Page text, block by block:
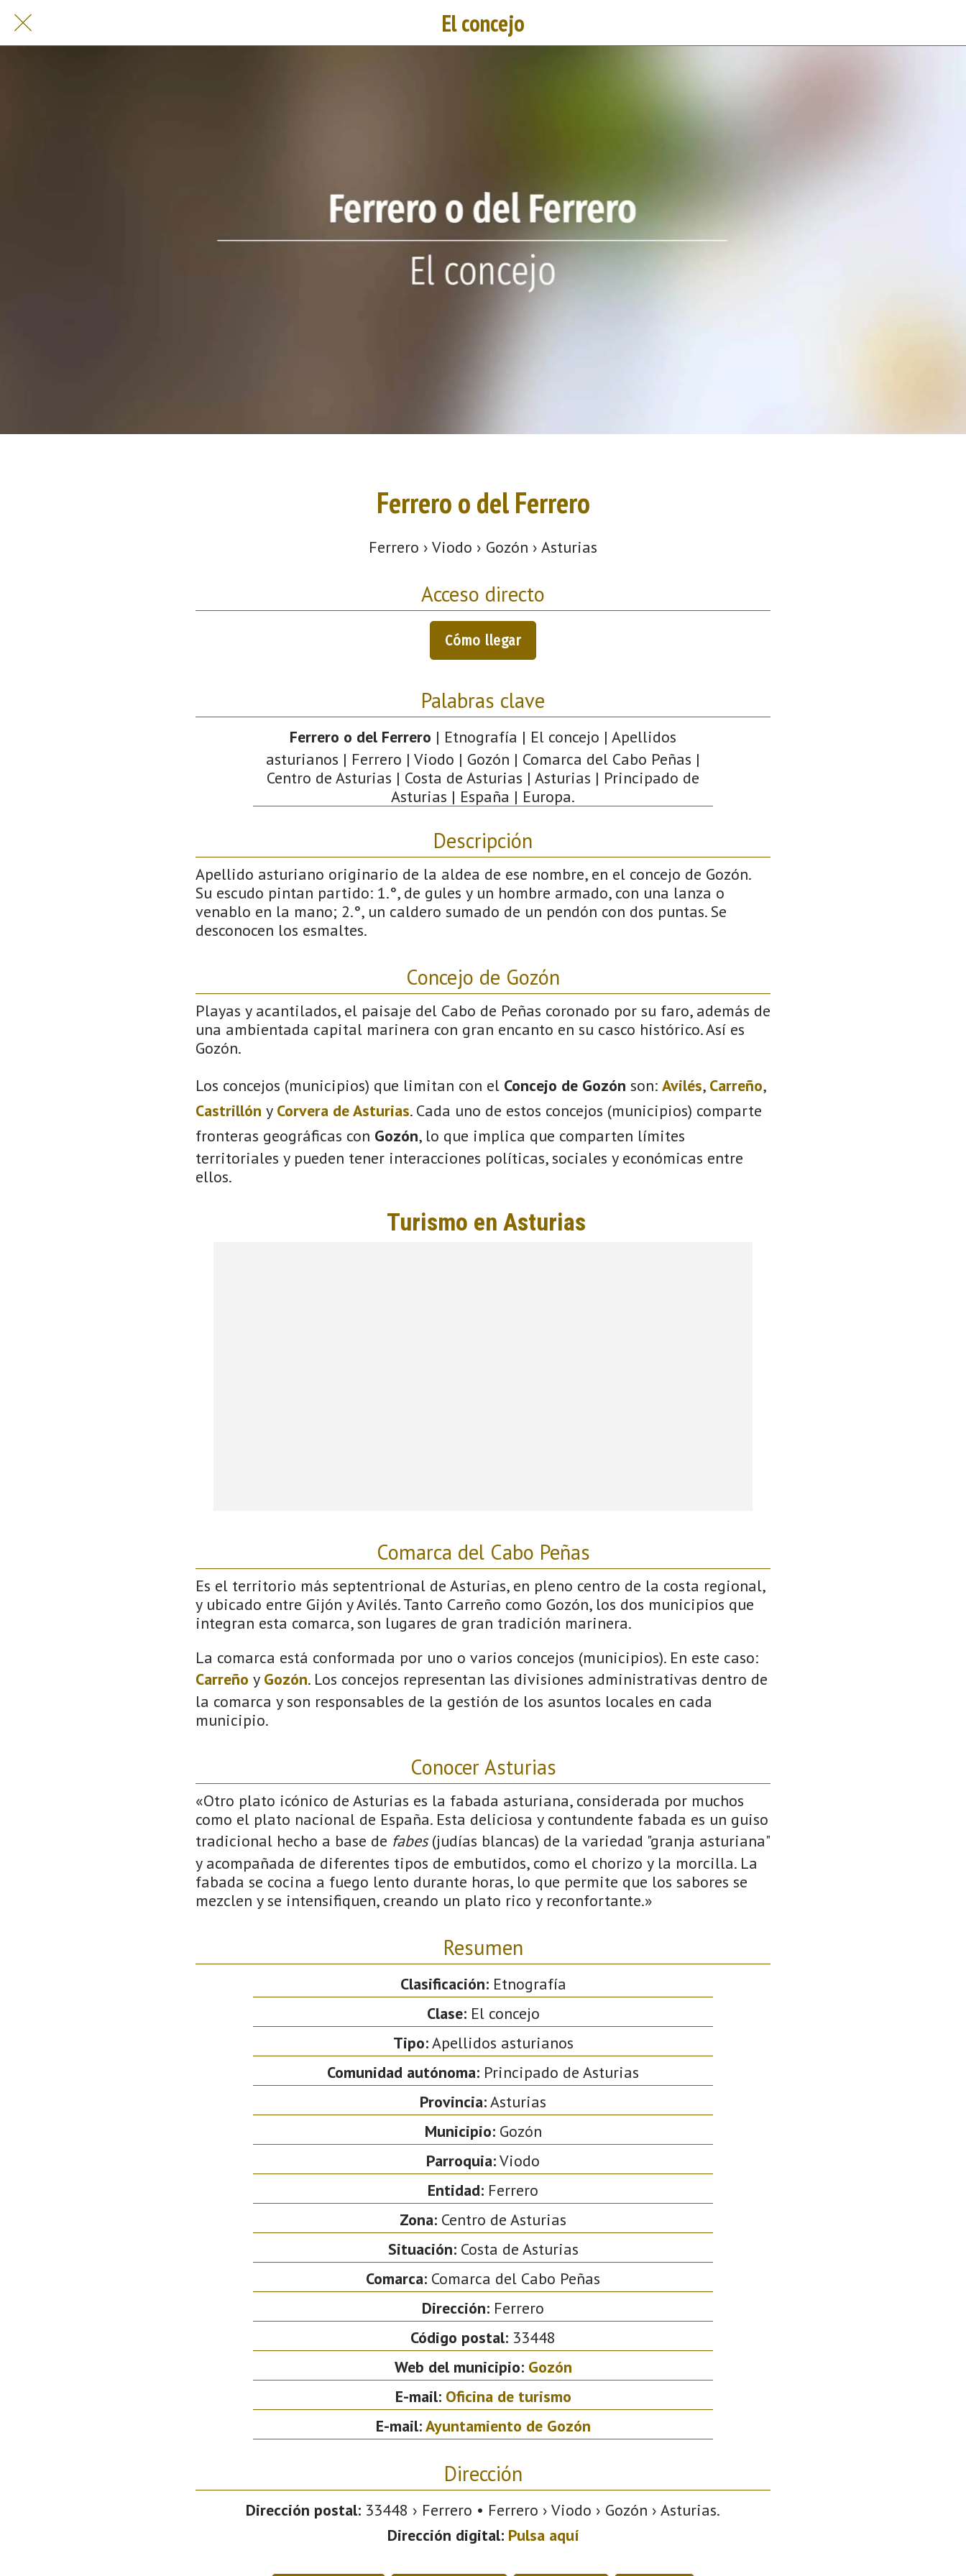
El concejo
Ferrero o del Ferrero
Ferrero › Viodo › Gozón › Asturias
Acceso directo
Cómo llegar
Palabras clave
Ferrero o del Ferrero | Etnografía | El concejo | Apellidos
asturianos | Ferrero | Viodo | Gozón | Comarca del Cabo Peñas |
Centro de Asturias | Costa de Asturias | Asturias | Principado de
Asturias | España | Europa.
Descripción
Apellido asturiano originario de la aldea de ese nombre, en el concejo de Gozón.
Su escudo pintan partido: 1.°, de gules y un hombre armado, con una lanza o
venablo en la mano; 2.°, un caldero sumado de un pendón con dos puntas. Se
desconocen los esmaltes.
Concejo de Gozón
Playas y acantilados, el paisaje del Cabo de Peñas coronado por su faro, además de
una ambientada capital marinera con gran encanto en su casco histórico. Así es
Gozón.
Los concejos (municipios) que limitan con el Concejo de Gozón son: Avilés, Carreño,
Castrillón y Corvera de Asturias. Cada uno de estos concejos (municipios) comparte
fronteras geográficas con Gozón, lo que implica que comparten límites
territoriales y pueden tener interacciones políticas, sociales y económicas entre
ellos.
Comarca del Cabo Peñas
Es el territorio más septentrional de Asturias, en pleno centro de la costa regional,
y ubicado entre Gijón y Avilés. Tanto Carreño como Gozón, los dos municipios que
integran esta comarca, son lugares de gran tradición marinera.
La comarca está conformada por uno o varios concejos (municipios). En este caso:
Carreño y Gozón. Los concejos representan las divisiones administrativas dentro de
la comarca y son responsables de la gestión de los asuntos locales en cada
municipio.
Conocer Asturias
«Otro plato icónico de Asturias es la fabada asturiana, considerada por muchos
como el plato nacional de España. Esta deliciosa y contundente fabada es un guiso
tradicional hecho a base de fabes(judías blancas) de la variedad "granja asturiana"
y acompañada de diferentes tipos de embutidos, como el chorizo y la morcilla. La
fabada se cocina a fuego lento durante horas, lo que permite que los sabores se
mezclen y se intensifiquen, creando un plato rico y reconfortante.»
Resumen
Clasificación:Etnografía
Clase:El concejo
Tipo:Apellidos asturianos
Comunidad autónoma: Principado de Asturias
Provincia:Asturias
Municipio:Gozón
Parroquia:Viodo
Entidad: Ferrero
Zona: Centro de Asturias
Situación:Costa de Asturias
Comarca: Comarca del Cabo Peñas
Dirección: Ferrero
Código postal: 33448
Web del municipio: Gozón
E-mail: Oficina de turismo
E-mail:Ayuntamiento de Gozón
Dirección
Dirección postal: 33448 › Ferrero • Ferrero › Viodo › Gozón › Asturias.
Dirección digital: Pulsa aquí